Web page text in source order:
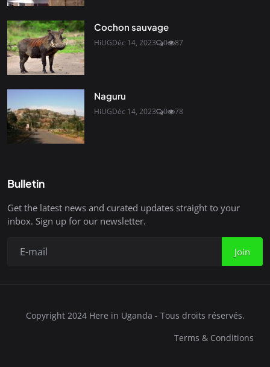
Cochon sauvage
HiUGDéc 14, 2023 0 87
Naguru
HiUGDéc 14, 2023 0 78
Bulletin
Get the latest news and curated updates straight to your
inbox. Sign up for our newsletter.
Join
Copyright 2024 Here in Uganda - Tous droits réservés.
Terms & Conditions